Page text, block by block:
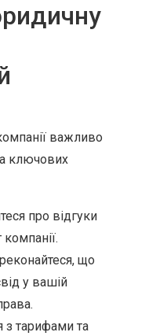
важливо
ключових
про відгуки
компанії.
що
у вашій
з тарифами та